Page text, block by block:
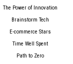
The Power of Innovation
Brainstorm Tech
E-commerce Stars
Time Well Spent
Path to Zero